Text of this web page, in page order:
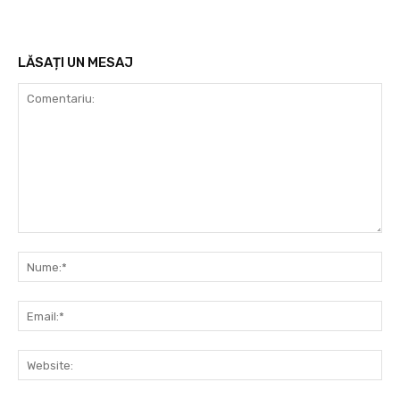
LĂSAȚI UN MESAJ